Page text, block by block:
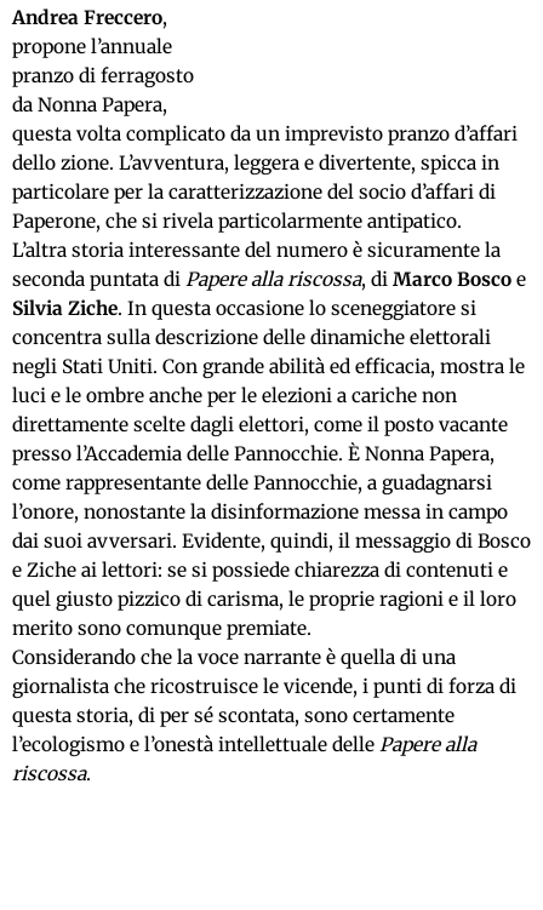
Andrea Freccero,
propone l’annuale
pranzo di ferragosto
da Nonna Papera,
questa volta complicato da un imprevisto pranzo d’affari
dello zione. L’avventura, leggera e divertente, spicca in
particolare per la caratterizzazione del socio d’affari di
Paperone, che si rivela particolarmente antipatico.
L’altra storia interessante del numero è sicuramente la
seconda puntata di Papere alla riscossa, di Marco Bosco e
Silvia Ziche. In questa occasione lo sceneggiatore si
concentra sulla descrizione delle dinamiche elettorali
negli Stati Uniti. Con grande abilità ed efficacia, mostra le
luci e le ombre anche per le elezioni a cariche non
direttamente scelte dagli elettori, come il posto vacante
presso l’Accademia delle Pannocchie. È Nonna Papera,
come rappresentante delle Pannocchie, a guadagnarsi
l’onore, nonostante la disinformazione messa in campo
dai suoi avversari. Evidente, quindi, il messaggio di Bosco
e Ziche ai lettori: se si possiede chiarezza di contenuti e
quel giusto pizzico di carisma, le proprie ragioni e il loro
merito sono comunque premiate.
Considerando che la voce narrante è quella di una
giornalista che ricostruisce le vicende, i punti di forza di
questa storia, di per sé scontata, sono certamente
l’ecologismo e l’onestà intellettuale delle Papere alla
riscossa.